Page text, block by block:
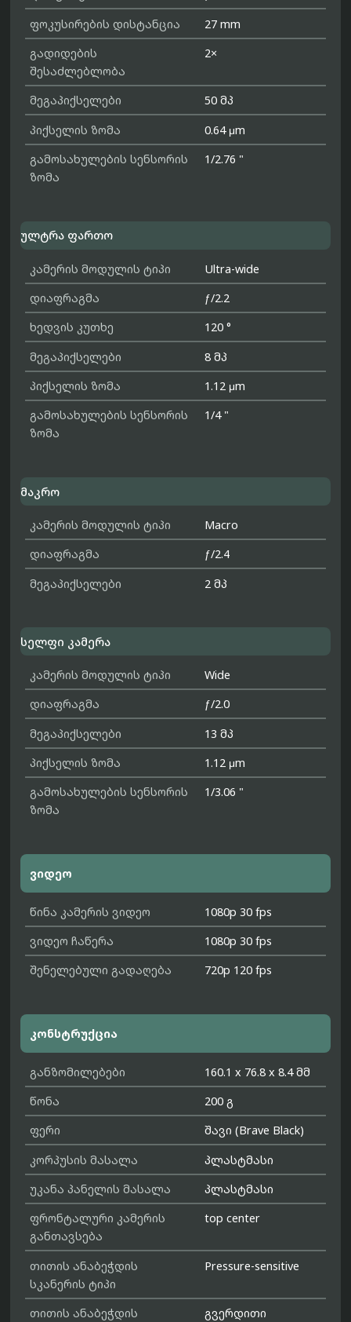
ფოკუსირების დისტანცია
27 mm
გადიდების
შესაძლებლობა
2×
მეგაპიქსელები
50 მპ
პიქსელის ზომა
0.64 μm
გამოსახულების სენსორის
ზომა
1/2.76 "
ულტრა ფართო
კამერის მოდულის ტიპი
Ultra-wide
დიაფრაგმა
ƒ/2.2
ხედვის კუთხე
120 °
მეგაპიქსელები
8 მპ
პიქსელის ზომა
1.12 μm
გამოსახულების სენსორის
ზომა
1/4 "
მაკრო
კამერის მოდულის ტიპი
Macro
დიაფრაგმა
ƒ/2.4
მეგაპიქსელები
2 მპ
სელფი კამერა
კამერის მოდულის ტიპი
Wide
დიაფრაგმა
ƒ/2.0
მეგაპიქსელები
13 მპ
პიქსელის ზომა
1.12 μm
გამოსახულების სენსორის
ზომა
1/3.06 "
ვიდეო
წინა კამერის ვიდეო
1080p 30 fps
ვიდეო ჩაწერა
1080p 30 fps
შენელებული გადაღება
720p 120 fps
კონსტრუქცია
განზომილებები
160.1 x 76.8 x 8.4 მმ
წონა
200 გ
ფერი
შავი (Brave Black)
კორპუსის მასალა
პლასტმასი
უკანა პანელის მასალა
პლასტმასი
ფრონტალური კამერის
განთავსება
top center
თითის ანაბეჭდის
სკანერის ტიპი
Pressure-sensitive
თითის ანაბეჭდის
გვერდითი